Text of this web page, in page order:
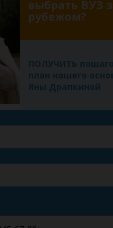
выбрать ВУЗ
рубежом?
ПОЛУЧИТЬ
план нашего
Яны Драпкиной